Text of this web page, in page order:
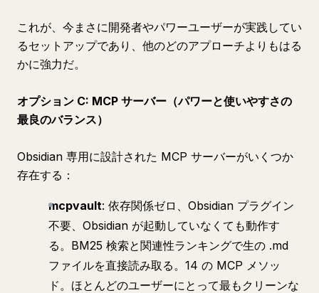
これが、今まさに開発者やパワーユーザーが実践してい
るセットアップであり、他のどのアプローチよりもはる
かに強力だ。
オプション C: MCP サーバー（パワーと使いやすさの
最良のバランス）
Obsidian 専用に設計された MCP サーバーがいくつか
存在する：
mcpvault: 依存関係ゼロ、Obsidian プラグイン
不要、Obsidian が起動していなくても動作す
る。BM25 検索と関連性ランキングで生の .md
ファイルを直接読み取る。14 の MCP メソッ
ド。ほとんどのユーザーにとって最もクリーンな